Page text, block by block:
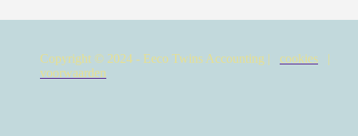
Copyright © 2024 - Eeco Twins Accounting | cookies |
voorwaarden